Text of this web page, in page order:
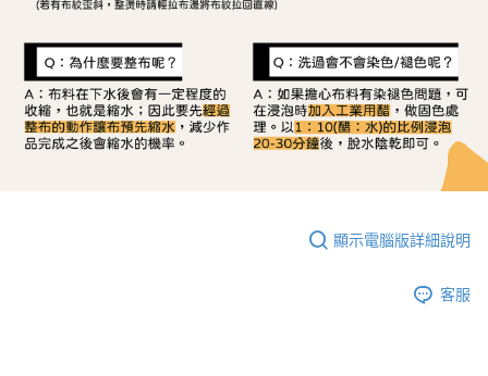
顯示電腦版詳細說明
客服